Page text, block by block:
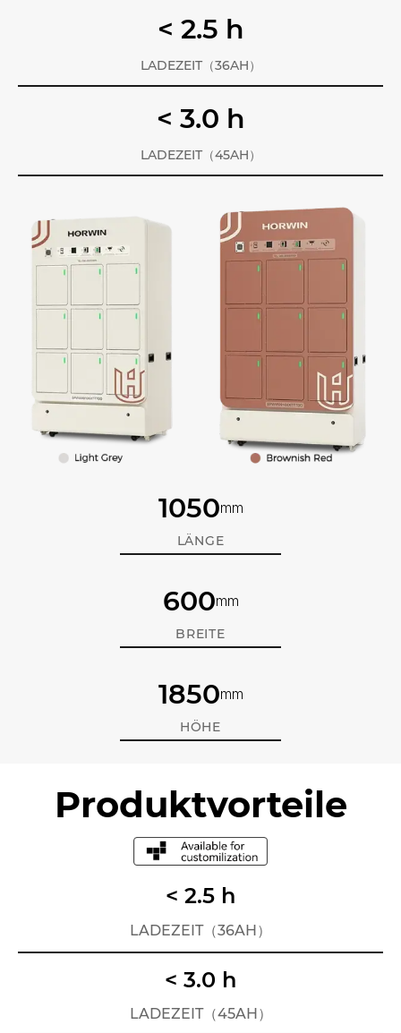
< 2.5 h
LADEZEIT（36AH）
< 3.0 h
LADEZEIT（45AH）
1050mm
LÄNGE
600mm
BREITE
1850mm
HÖHE
Produktvorteile
< 2.5 h
LADEZEIT（36AH）
< 3.0 h
LADEZEIT（45AH）